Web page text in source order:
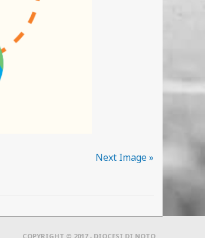
Next Image »
COPYRIGHT © 2017 - DIOCESI DI NOTO